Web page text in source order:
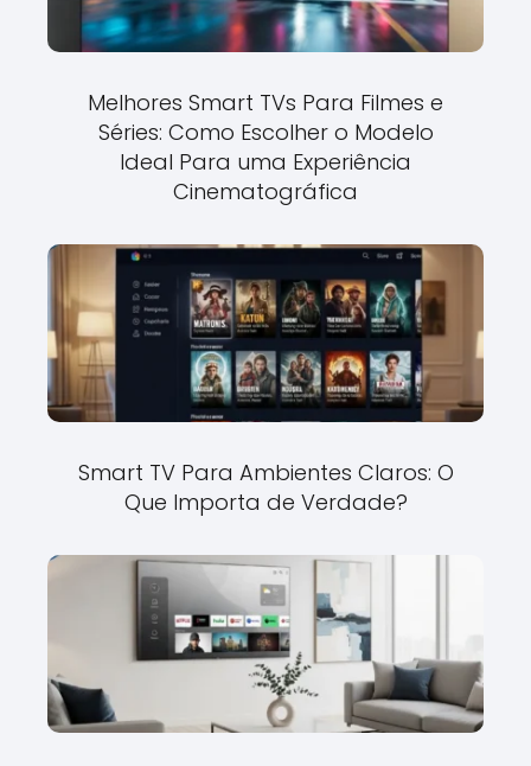
Melhores Smart TVs Para Filmes e
Séries: Como Escolher o Modelo
Ideal Para uma Experiência
Cinematográfica
Smart TV Para Ambientes Claros: O
Que Importa de Verdade?